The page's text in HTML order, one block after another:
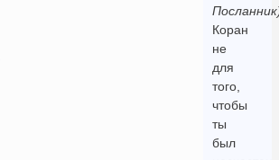
Коран
не
для
того,
чтобы
ты
был